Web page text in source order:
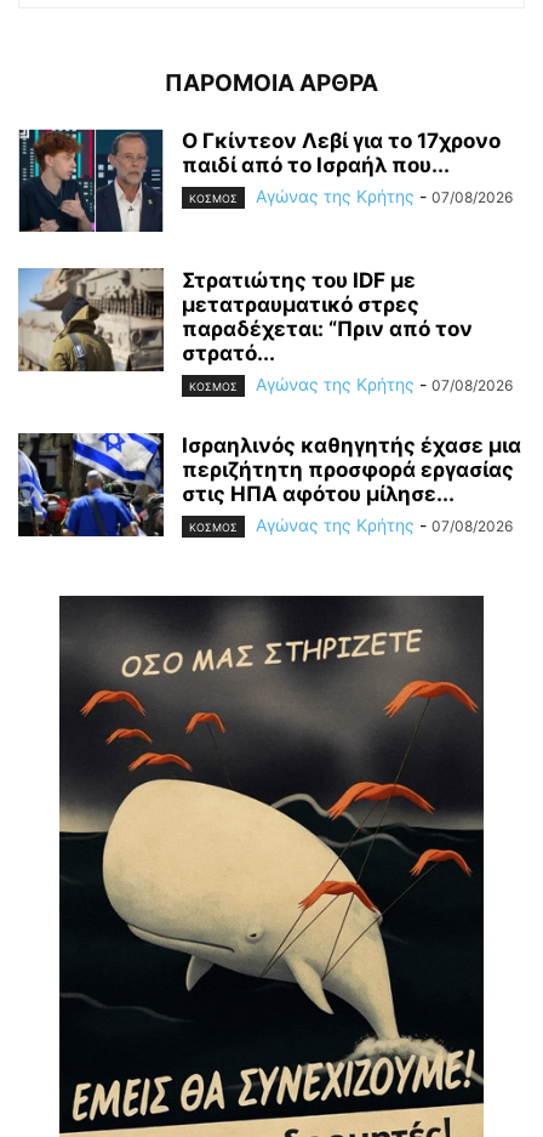
ΠΑΡΟΜΟΙΑ ΑΡΘΡΑ
Ο Γκίντεον Λεβί για το 17χρονο
παιδί από το Ισραήλ που...
ΚΟΣΜΟΣ Αγώνας της Κρήτης - 07/08/2026
Στρατιώτης του IDF με
μετατραυματικό στρες
παραδέχεται: “Πριν από τον
στρατό...
ΚΟΣΜΟΣ Αγώνας της Κρήτης - 07/08/2026
Ισραηλινός καθηγητής έχασε μια
περιζήτητη προσφορά εργασίας
στις ΗΠΑ αφότου μίλησε...
ΚΟΣΜΟΣ Αγώνας της Κρήτης - 07/08/2026